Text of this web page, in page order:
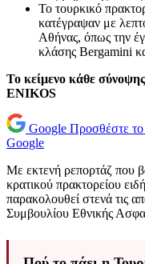
Το τουρκικό
κατέγραψαν με
Αθήνας, όπως την
κλάσης Bergamini
Το κείμενο κάθε
ENIKOS
Google Προσθέστε
Google
Με εκτενή ρεπορτάζ που
κρατικού πρακτορείου
παρακολουθεί στενά τις
Συμβουλίου Εθνικής